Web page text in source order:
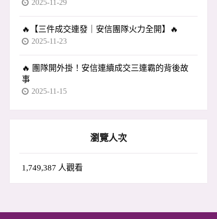
2025-11-29
🔥【三件成交連發｜安信團隊火力全開】🔥
2025-11-23
🔥 團隊開外掛！安信連續成交三連霸的背後故
事
2025-11-15
瀏覽人次
1,749,387 人觀看